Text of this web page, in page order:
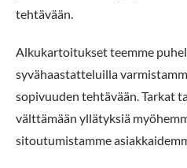
tehtävään.
Alkukartoitukset teemme
syvähaastatteluilla
sopivuuden tehtävään. Tarkat
välttämään yllätyksiä
sitoutumistamme